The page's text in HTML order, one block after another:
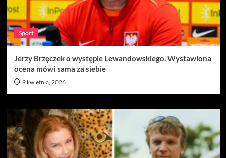
Sport
Jerzy Brzęczek o występie Lewandowskiego. Wystawiona
ocena mówi sama za siebie
9 kwietnia, 2026